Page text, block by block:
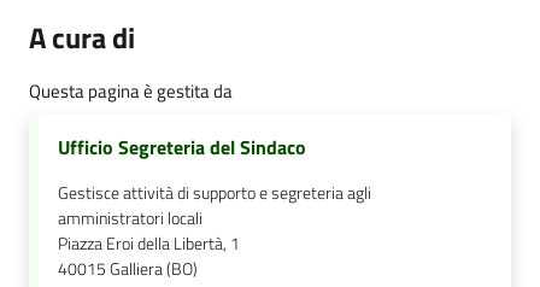
A cura di
Questa pagina è gestita da
Ufficio Segreteria del Sindaco
Gestisce attività di supporto e segreteria agli
amministratori locali
Piazza Eroi della Libertà, 1
40015Galliera (BO)